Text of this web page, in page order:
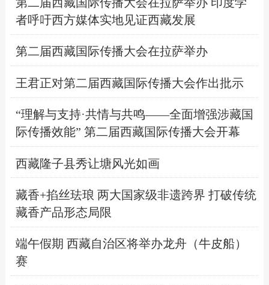
者呼吁西方媒体实地见证西藏发展
第二届西藏国际传播大会在拉萨举办
王君正对第二届西藏国际传播大会作出批示
“理解与支持·共情与共鸣——全面增强涉藏国
际传播效能” 第二届西藏国际传播大会开幕
西藏隆子县秀让塘风光如画
藏香+掐丝珐琅 两大国家级非遗跨界 打破传统
藏香产品形态局限
端午假期 西藏自治区将举办龙舟（牛皮船）
赛